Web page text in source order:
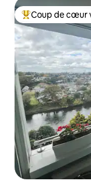
Coup de cœur
Coup de cœur